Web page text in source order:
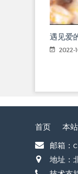
遇见爱
2022-
首页 本
邮箱：
地址：